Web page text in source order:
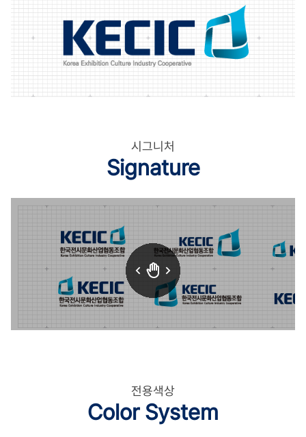
시그니처
Signature
전용색상
Color System